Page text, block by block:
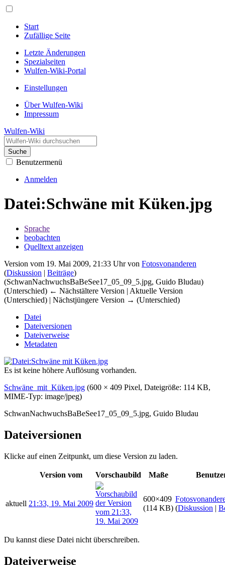
Start
Zufällige Seite
Letzte Änderungen
Spezialseiten
Wulfen-Wiki-Portal
Einstellungen
Über Wulfen-Wiki
Impressum
Wulfen-Wiki
Suche
Benutzermenü
Anmelden
Datei:Schwäne mit Küken.jpg
Sprache
beobachten
Quelltext anzeigen
Version vom 19. Mai 2009, 21:33 Uhr von Fotosvonanderen
(Diskussion | Beiträge)
(SchwanNachwuchsBaBeSee17_05_09_5.jpg, Guido Bludau)
(Unterschied) ← Nächstältere Version | Aktuelle Version
(Unterschied) | Nächstjüngere Version → (Unterschied)
Datei
Dateiversionen
Dateiverweise
Metadaten
Es ist keine höhere Auflösung vorhanden.
Schwäne_mit_Küken.jpg (600 × 409 Pixel, Dateigröße: 114 KB,
MIME-Typ: image/jpeg)
SchwanNachwuchsBaBeSee17_05_09_5.jpg, Guido Bludau
Dateiversionen
Klicke auf einen Zeitpunkt, um diese Version zu laden.
Version vom Vorschaubild Maße
aktuell 21:33, 19. Mai 2009
600×409
(114 KB) (Diskussion |
Du kannst diese Datei nicht überschreiben.
Dateiverweise